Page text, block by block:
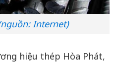
Internet)
hiệu thép Hòa Phát,